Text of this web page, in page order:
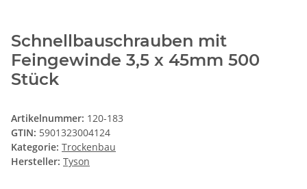
Schnellbauschrauben mit
Feingewinde 3,5 x 45mm 500
Stück
Artikelnummer: 120-183
GTIN: 5901323004124
Kategorie: Trockenbau
Hersteller: Tyson